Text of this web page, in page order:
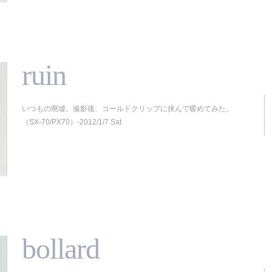
ruin
いつもの廃墟。撮影後、コールドクリップに挟んで暖めてみた。
（SX-70/PX70）-2012/1/7 Sat
bollard